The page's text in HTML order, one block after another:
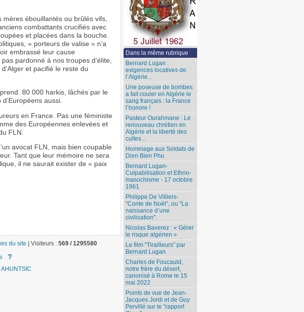
ébouillantés ou brûlés vifs,
combattants crucifiés avec
et placées dans la bouche.
« porteurs de valise » n’a
embrassé leur cause
pardonné à nos troupes d’élite,
et pacifié le reste du
80 000 harkis, lâchés par le
aussi.
en France. Pas une féministe
des Européennes enlevées et
FLN.
avocat FLN, mais bien coupable
Tant que leur mémoire ne sera
il ne saurait exister de « paix
Dans la même rubrique
Bernard Lugan :
exigences locatives de
l’Algérie...
Une poseuse de bombes
a fait couler en Algérie le
sang français : la France
l’honore !
Pasteur Ourahmane : Le
renouveau chrétien en
Algérie et la liberté des
cultes...
Hommage aux Soldats de
Dien Bien Phu
Bernard Lugan-
Culpabilisation et Ethno-
masochisme - 17 octobre
1961
Philippe De Villiers-
"Conte de Noël", ou "La
naissance d’une
civilisation".
Nicolas Baverez : « Gérer
le risque algérien »
Le film "Tirailleurs" par
Bernard Lugan
Charles de Foucauld,
notre frère du désert,
canonisé à Rome le 15
mai 2022
Points de vue de Jean-
Jacques Jordi et de Guy
Pervillé sur le "rapport
du site|Visiteurs :569 / 1295580
?
AHUNTSIC